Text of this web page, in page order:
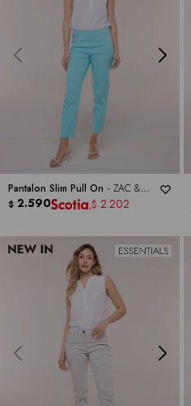
Pantalon Slim Pull On - ZAC &
RACHEL
$ 2.590 $ 2.202